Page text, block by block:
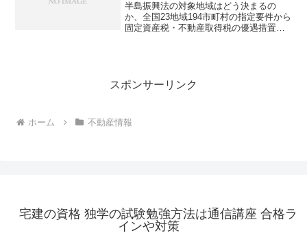
半島振興法の対象地域はどう決まるの
か、全国23地域194市町村の指定要件から
固定資産税・不動産取得税の優遇措置ま
スポンサーリンク
ホーム 不動産情報
宅建の資格 独学の試験勉強方法は通信講座 合格ラ
インや対策